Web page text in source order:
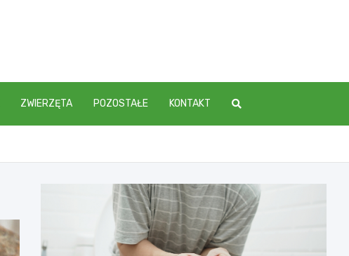
ZWIERZĘTA POZOSTAŁE KONTAKT